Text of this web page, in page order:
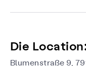
Die
Blumenstraße 9,